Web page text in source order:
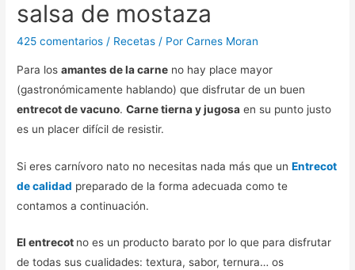
salsa de mostaza
425 comentarios / Recetas / PorCarnes Moran
Para losamantes de la carne no hay place mayor
(gastronómicamente hablando) que disfrutar de un buen
entrecot de vacuno.Carne tierna y jugosa en su punto justo
es un placer difícil de resistir.
Si eres carnívoro nato no necesitas nada más que unEntrecot
de calidad preparado de la forma adecuada como te
contamos a continuación.
El entrecot no es un producto barato por lo que para disfrutar
de todas sus cualidades: textura, sabor, ternura… os